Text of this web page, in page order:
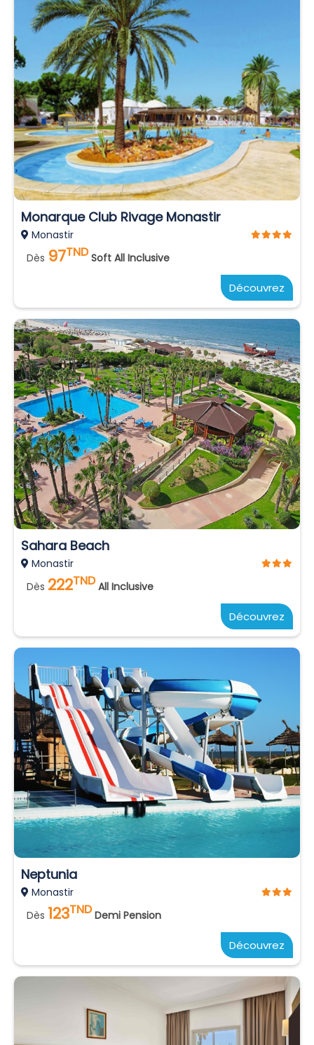
Monarque Club Rivage Monastir
Monastir
Dès 97TND Soft All Inclusive
Découvrez
Sahara Beach
Monastir
Dès 222TND All Inclusive
Découvrez
Neptunia
Monastir
Dès 123TND Demi Pension
Découvrez